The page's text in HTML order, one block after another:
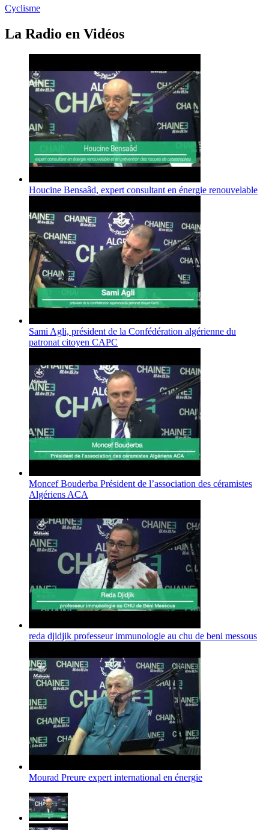
Cyclisme
La Radio en Vidéos
Houcine Bensaâd, expert consultant en énergie renouvelable
Sami Agli, président de la Confédération algérienne du
patronat citoyen CAPC
Moncef Bouderba Président de l’association des céramistes
Algériens ACA
reda djidjik professeur immunologie au chu de beni messous
Mourad Preure expert international en énergie